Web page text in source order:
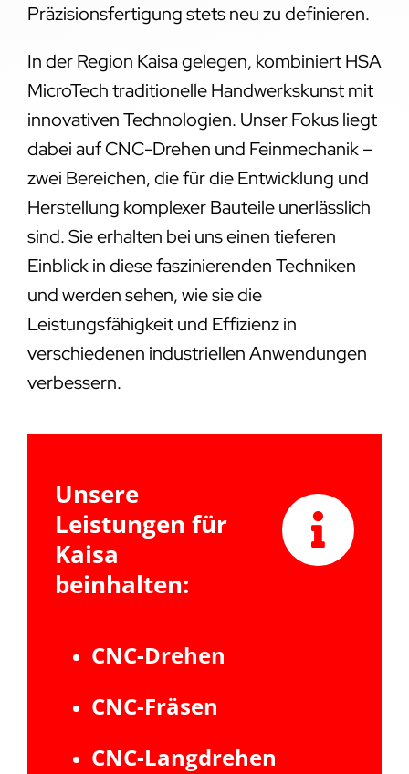
Präzisionsfertigung stets neu zu definieren.
In der Region Kaisa gelegen, kombiniert HSA
MicroTech traditionelle Handwerkskunst mit
innovativen Technologien. Unser Fokus liegt
dabei auf CNC-Drehen und Feinmechanik –
zwei Bereichen, die für die Entwicklung und
Herstellung komplexer Bauteile unerlässlich
sind. Sie erhalten bei uns einen tieferen
Einblick in diese faszinierenden Techniken
und werden sehen, wie sie die
Leistungsfähigkeit und Effizienz in
verschiedenen industriellen Anwendungen
verbessern.
Unsere
Leistungen für
Kaisa
beinhalten:
CNC-Drehen
CNC-Fräsen
CNC-Langdrehen